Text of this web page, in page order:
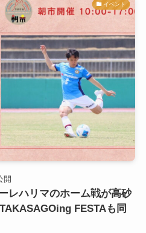
イベント
開
レハリマのホーム戦が高砂
FESTAも同